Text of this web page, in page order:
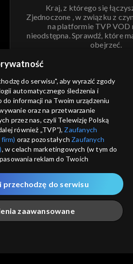
Kraj, z którego się
Zjednoczone , w związku z
na platformie TVP VOD
nieodstępna. Sprawdź, które
obejrzeć.
ANULUJ
do serwisu", aby wyrazić zgody
automatycznego śledzenia i
do informacji na Twoim urządzeniu
oraz na przetwarzanie
przez nas, czyli Telewizję Polską
również „TVP”), Zaufanych
oraz pozostałych Zaufanych
, w celach marketingowych (w tym do
reklam do Twoich
a także zgody na udostępnianie
do Google.
podczas odwiedzania przez
serwisówzwanych dalej
zapisywane za pomocą
zaawansowane
przechodzę do serwisu